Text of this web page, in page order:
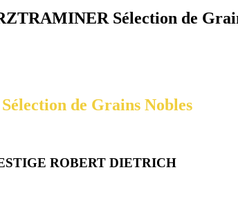
Sélection de
de Grains Nobles
ROBERT DIETRICH